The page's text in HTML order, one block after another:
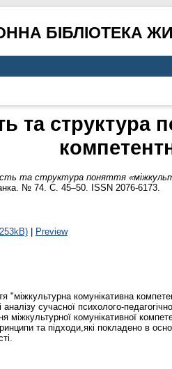
БІБЛІОТЕКА
та структура
та структура поняття
№ 74. С. 45–50. ISSN 2076-6173.
| Preview
"міжкультурна комунікативна
сучасної психолого-
міжкультурної комунікативної
та підходи,які покладено в